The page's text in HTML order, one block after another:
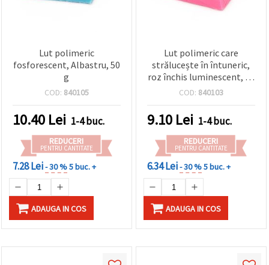
Lut polimeric
fosforescent, Albastru, 50
g
COD: 840105
10.40 Lei 1-4 buc.
REDUCERI
PENTRU CANTITATE
7.28 Lei- 30 %5 buc. +
ADAUGA IN COS
Lut polimeric care
strălucește în întuneric,
roz închis luminescent, 50
g
COD: 840103
9.10 Lei 1-4 buc.
REDUCERI
PENTRU CANTITATE
6.34 Lei- 30 %5 buc. +
ADAUGA IN COS